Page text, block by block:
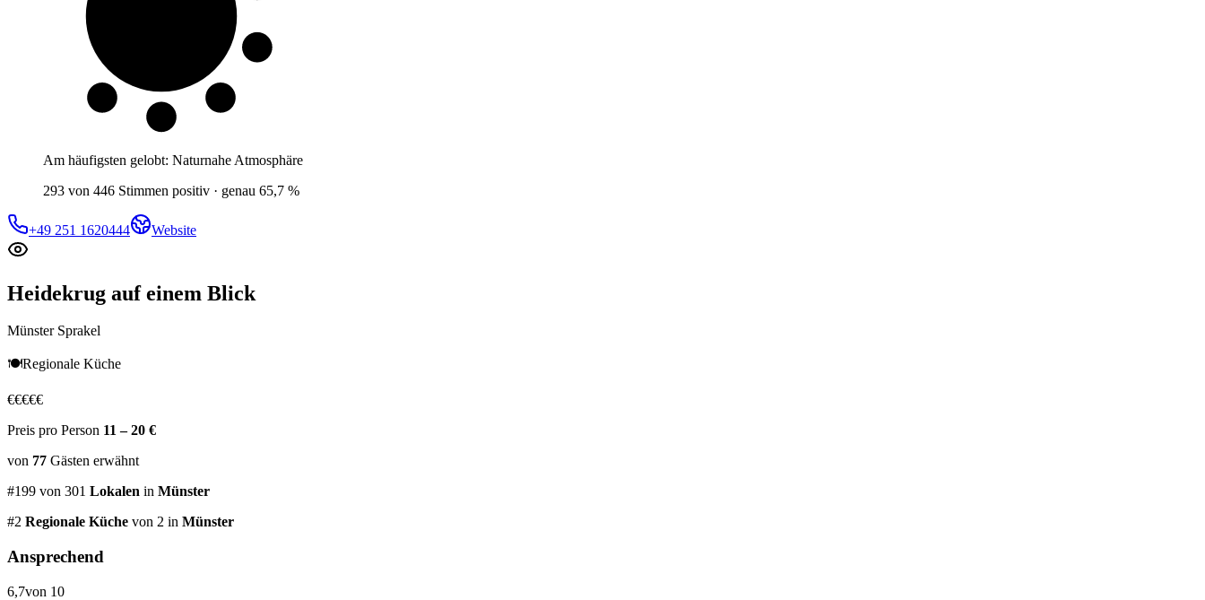
Am häufigsten gelobt: Naturnahe Atmosphäre
293 von 446 Stimmen positiv · genau 65,7 %
+49 251 1620444 Website
Heidekrug auf einem Blick
Münster Sprakel
🍽️Regionale Küche
€€€€€
Preis pro Person 11 – 20 €
von 77 Gästen erwähnt
#199 von 301 Lokalen in Münster
#2 Regionale Küche von 2 in Münster
Ansprechend
6,7von 10